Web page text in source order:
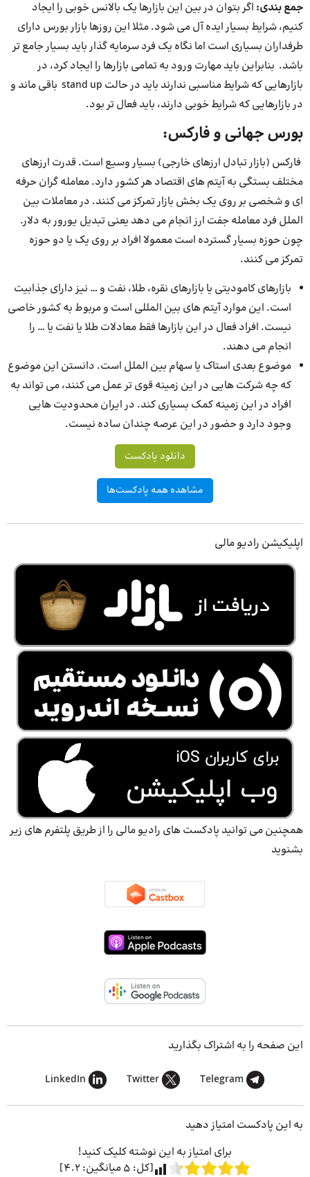
جمع بندی: اگر بتوان در بین این بازارها یک بالانس خوبی را ایجاد
کنیم، شرایط بسیار ایده آل می شود. مثلا این روزها بازار بورس دارای
طرفداران بسیاری است اما نگاه یک فرد سرمایه گذار باید بسیار جامع تر
باشد. بنابراین باید مهارت ورود به تمامی بازارها را ایجاد کرد، در
بازارهایی که شرایط مناسبی ندارند باید در حالت stand up باقی ماند و
در بازارهایی که شرایط خوبی دارند، باید فعال تر بود.
بورس جهانی و فارکس:
فارکس (بازار تبادل ارزهای خارجی) بسیار وسیع است. قدرت ارزهای
مختلف بستگی به آیتم های اقتصاد هر کشور دارد. معامله گران حرفه
ای و شخصی بر روی یک بخش بازار تمرکز می کنند. در معاملات بین
الملل فرد معامله جفت ارز انجام می دهد یعنی تبدیل یورور به دلار.
چون حوزه بسیار گسترده است معمولا افراد بر روی یک یا دو حوزه
تمرکز می کنند.
بازارهای کامودیتی یا بازارهای نقره، طلا، نفت و … نیز دارای جذابیت
است. این موارد آیتم های بین المللی است و مربوط به کشور خاصی
نیست. افراد فعال در این بازارها فقط معادلات طلا یا نفت یا … را
انجام می دهند.
موضوع بعدی استاک یا سهام بین الملل است. دانستن این موضوع
که چه شرکت هایی در این زمینه قوی تر عمل می کنند، می تواند به
افراد در این زمینه کمک بسیاری کند. در ایران محدودیت هایی
وجود دارد و حضور در این عرصه چندان ساده نیست.
دانلود پادکست
مشاهده همه پادکست‌ها
اپلیکیشن رادیو مالی
همچنین می توانید پادکست های رادیو مالی را از طریق پلتفرم های زیر
بشنوید
این صفحه را به اشتراک بگذارید
Telegram
Twitter
LinkedIn
به این پادکست امتیاز دهید
برای امتیاز به این نوشته کلیک کنید!
[کل: 5میانگین: 4.2
]